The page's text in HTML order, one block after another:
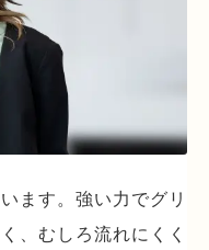
ます。強い力でグリ
、むしろ流れにくく